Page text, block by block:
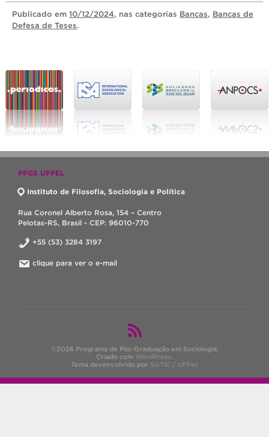
Publicado em 10/12/2024, nas categorias Bancas, Bancas de
Defesa de Teses.
PPGS UFPEL
Instituto de Filosofia, Sociologia e Política
Rua Coronel Alberto Rosa, 154 – Centro
Pelotas-RS, Brasil - CEP: 96010-770
+55 (53) 3284 3197
clique para ver o e-mail
©2026 Programa de Pós-Graduação em Sociologia.
Criado com WordPress.
Tema desenvolvido por SGTIC / UFPel.